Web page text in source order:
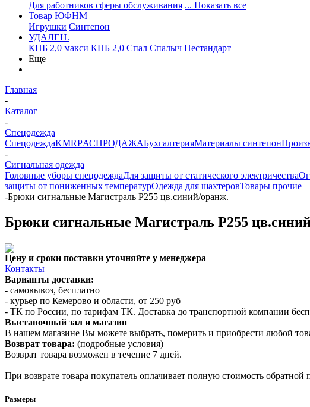
Для работников сферы обслуживания ... Показать все
Товар ЮФНМ
Игрушки Синтепон
УДАЛЕН.
КПБ 2,0 макси КПБ 2,0 Спал Спалыч Нестандарт
Еще
Главная
-
Каталог
-
Спецодежда
СпецодеждаKMRPАСПРОДАЖАБухгалтерияМатериалы синтепон
-
Сигнальная одежда
Головные уборы спецодеждаДля защиты от статического электричества
защиты от пониженных температурОдежда для шахтеровТовары прочие
-Брюки сигнальные Магистраль Р255 цв.синий/оранж.
Брюки сигнальные Магистраль Р255
Цену и сроки поставки уточняйте у менеджера
Контакты
Варианты доставки:
- самовывоз, бесплатно
- курьер по Кемерово и области, от 250 руб
- ТК по России, по тарифам ТК. Доставка до транспортной компании
Выставочный зал и магазин
В нашем магазине Вы можете выбрать, померить и приобрести любой
Возврат товара: (подробные условия)
Возврат товара возможен в течение 7 дней.
При возврате товара покупатель оплачивает полную стоимость обратной
Размеры